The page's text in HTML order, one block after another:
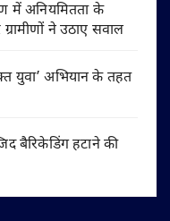
में अनियमितता के
ने उठाए सवाल
युवा’ अभियान के तहत
बैरिकेडिंग हटाने की